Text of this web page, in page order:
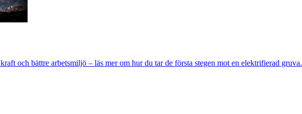
och bättre arbetsmiljö – läs mer om hur du tar de första stegen mot en elektrifierad gruva.